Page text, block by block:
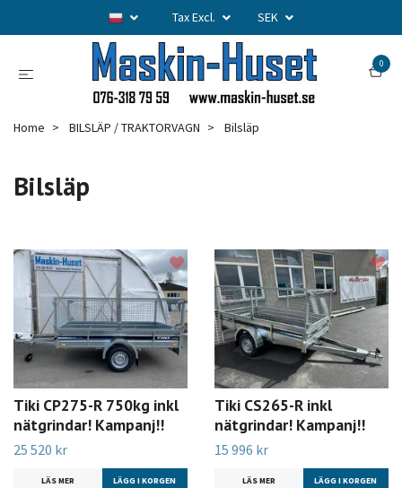
Tax Excl. SEK
0
Home BILSLÄP / TRAKTORVAGN Bilsläp
Bilsläp
Tiki CP275-R 750kg inkl
nätgrindar! Kampanj!!
25 520 kr
LÄS MER
Tiki CS265-R inkl
nätgrindar! Kampanj!!
15 996 kr
LÄS MER